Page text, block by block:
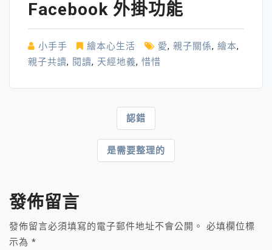
Facebook 外掛功能
小手手 繪本心生活 愛, 親子關係, 繪本,
親子共讀, 閱讀, 天經地義, 惜惜
覽
認錯
是需要整理的
發佈留言
發佈留言必須填寫的電子郵件地址不會公開。
必填欄位標
示為 *